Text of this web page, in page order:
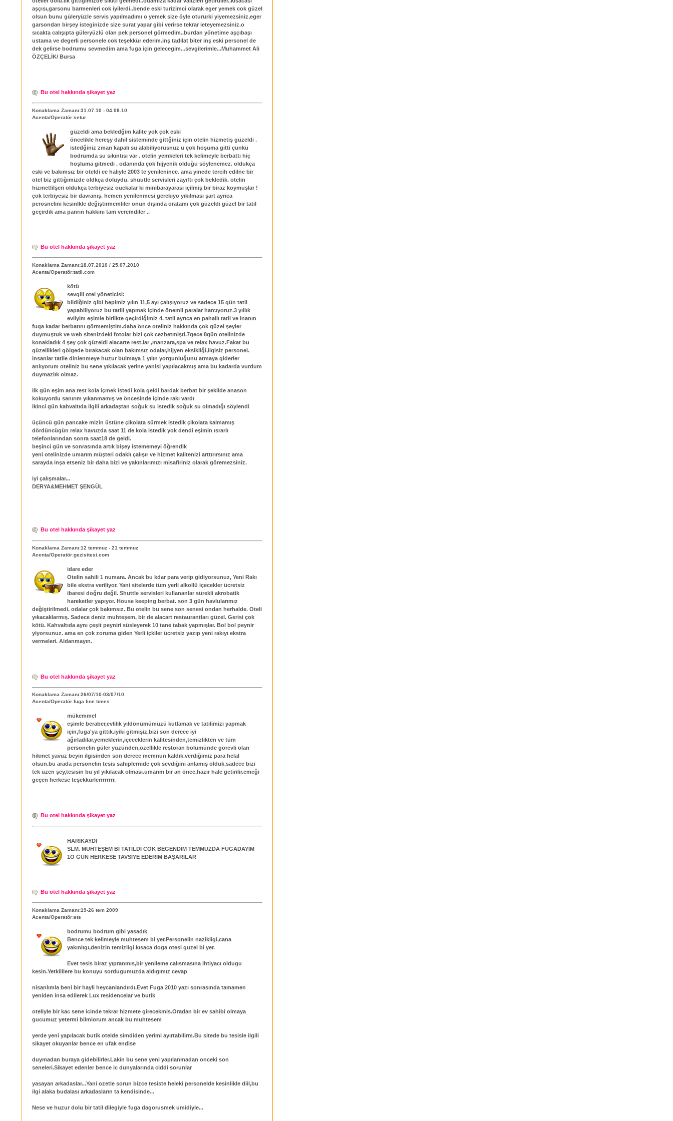
aşçısı,garsonu barmenleri cok iyilerdi..bende eski turizimci olarak eger yemek cok güzel
olsun bunu güleryüzle servis yapılmadımı o yemek size öyle otururki yiyemezsiniz,eger
garsondan birşey isteginizde size surat yapar gibi verirse tekrar ieteyemezsiniz.o
sıcakta calışıpta güleryüzlü olan pek personel görmedim..burdan yönetime aşçıbaşı
ustama ve degerli personele cok teşekkür ederim.inş tadilat biter inş eski personel de
dek gelirse bodrumu sevmedim ama fuga için gelecegim...sevgilerimle...Muhammet Ali
ÖZÇELİK/ Bursa
Bu otel hakkında şikayet yaz
Konaklama Zamanı:31.07.10 - 04.08.10
Acenta/Operatör:setur
güzeldi ama bekledğim kalite yok çok eski
öncelikle hereşy dahil sisteminde gittğiniz için otelin hizmetiş güzeldi .
istedğiniz zman kapalı su alabiliyorusnuz u çok hoşuma gitti çünkü
bodrumda su sıkıntısı var . otelin yemkeleri tek kelimeyle berbattı hiç
hoşluma gitmedi . odanında çok hijyenik olduğu söylenemez. oldukça
eski ve bakımsız bir oteldi ee haliyle 2003 te yenilenince. ama yinede tercih edilne bir
otel biz gittiğimizde oldkça doluydu. shuutle servisleri zayıftı çok bekledik. otelin
hizmetlilşeri oldukça terbiyesiz ouckalar ki minibarayarası içilmiş bir biraz koymuşlar !
çok terbiyesiz bir davranış. hemen yenilenmesi gerekiyo yıkılması şart ayrıca
perosnelini kesinlkle değiştirmemliler onun dışında oratamı çok güzeldi güzel bir tatil
geçirdik ama panrın hakkını tam veremdiler ..
Bu otel hakkında şikayet yaz
Konaklama Zamanı:18.07.2010 / 25.07.2010
Acenta/Operatör:tatil.com
kötü
sevgili otel yöneticisi:
bildiğiniz gibi hepimiz yılın 11,5 ayı çalışıyoruz ve sadece 15 gün tatil
yapabiliyoruz bu tatili yapmak içinde önemli paralar harcıyoruz.3 yıllık
evliyim eşimle birlikte geçirdiğimiz 4. tatil ayrıca en pahallı tatil ve inanın
fuga kadar berbatını görmemiştim.daha önce oteliniz hakkında çok güzel şeyler
duymuştuk ve web sitenizdeki fotolar bizi çok cezbetmişti.7gece 8gün otelinizde
konakladık 4 şey çok güzeldi alacarte rest.lar ,manzara,spa ve relax havuz.Fakat bu
güzellikleri gölgede bırakacak olan bakımsız odalar,hijyen eksikliği,ilgisiz personel.
insanlar tatile dinlenmeye huzur bulmaya 1 yılın yorgunluğunu atmaya giderler
anlıyorum oteliniz bu sene yıkılacak yerine yanisi yapılacakmış ama bu kadarda vurdum
duymazlık olmaz.
ilk gün eşim ana rest kola içmek istedi kola geldi bardak berbat bir şekilde anason
kokuyordu sanırım yıkanmamış ve öncesinde içinde rakı vardı
ikinci gün kahvaltıda ilgili arkadaştan soğuk su istedik soğuk su olmadığı söylendi
üçüncü gün pancake mizin üstüne çikolata sürmek istedik çikolata kalmamış
dördüncügün relax havuzda saat 11 de kola istedik yok dendi eşimin ısrarlı
telefonlarından sonra saat18 de geldi.
beşinci gün ve sonrasında artık bişey istememeyi öğrendik
yeni otelinizde umarım müşteri odaklı çalışır ve hizmet kalitenizi arttırırsınız ama
sarayda inşa etseniz bir daha bizi ve yakınlarımızı misafiriniz olarak göremezsiniz.
iyi çalışmalar...
DERYA&MEHMET ŞENGÜL
Bu otel hakkında şikayet yaz
Konaklama Zamanı:12 temmuz - 21 temmuz
Acenta/Operatör:gezisitesi.com
idare eder
Otelin sahili 1 numara. Ancak bu kdar para verip gidiyorsunuz, Yeni Rakı
bile ekstra veriliyor. Yani sitelerde tüm yerli alkollü içecekler ücretsiz
ibaresi doğru değil. Shuttle servisleri kullananlar sürekli akrobatik
hareketler yapıyor. House keeping berbat. son 3 gün havlularımız
değiştirilmedi. odalar çok bakımsız. Bu otelin bu sene son senesi ondan herhalde. Oteli
yıkacaklarmış. Sadece deniz muhteşem, bir de alacart restaurantları güzel. Gerisi çok
kötü. Kahvaltıda aynı çeşit peyniri süsleyerek 10 tane tabak yapmışlar. Bol bol peynir
yiyorsunuz. ama en çok zoruma giden Yerli içkiler ücretsiz yazıp yeni rakıyı ekstra
vermeleri. Aldanmayın.
Bu otel hakkında şikayet yaz
Konaklama Zamanı:26/07/10-03/07/10
Acenta/Operatör:fuga fıne tımes
mükemmel
eşimle beraber,evlilik yıldönümümüzü kutlamak ve tatilimizi yapmak
için,fuga'ya gittik.iyiki gitmişiz.bizi son derece iyi
ağırladılar.yemeklerin,içeceklerin kalitesinden,temizlikten ve tüm
personelin güler yüzünden,özellikle restoran bölümünde görevli olan
hikmet yavuz beyin ilgisinden son derece memnun kaldık.verdiğimiz para helal
olsun.bu arada personelin tesis sahiplernide çok sevdiğini anlamış olduk.sadece bizi
tek üzen şey,tesisin bu yıl yıkılacak olması.umarım bir an önce,hazır hale getirilir.emeği
geçen herkese teşekkürlerrrrrrrr.
Bu otel hakkında şikayet yaz
HARİKAYDI
SLM. MUHTEŞEM Bİ TATİLDİ COK BEGENDİM TEMMUZDA FUGADAYIM
1O GÜN HERKESE TAVSİYE EDERİM BAŞARILAR
Bu otel hakkında şikayet yaz
Konaklama Zamanı:19-26 tem 2009
Acenta/Operatör:ets
bodrumu bodrum gibi yasadık
Bence tek kelimeyle muhtesem bi yer.Personelin nazikligi,cana
yakınlıgı,denizin temizligi kısaca doga otesi guzel bi yer.
Evet tesis biraz yıpranmıs,bir yenileme calısmasına ihtiyacı oldugu
kesin.Yetkililere bu konuyu sordugumuzda aldıgımız cevap
nisanlımla beni bir hayli heycanlandırdı.Evet Fuga 2010 yazı sonrasında tamamen
yeniden insa edilerek Lux residencelar ve butik
oteliyle bir kac sene icinde tekrar hizmete girecekmis.Oradan bir ev sahibi olmaya
gucumuz yetermi bilmiorum ancak bu muhtesem
yerde yeni yapılacak butik otelde simdiden yerimi ayırtabilirm.Bu sitede bu tesisle ilgili
sikayet okuyanlar bence en ufak endise
duymadan buraya gidebilirler.Lakin bu sene yeni yapılanmadan onceki son
seneleri.Sikayet edenler bence ic dunyalarında ciddi sorunlar
yasayan arkadaslar...Yani ozetle sorun bizce tesiste heleki personelde kesinlikle diil,bu
ilgi alaka budalası arkadasların ta kendisinde...
Nese ve huzur dolu bir tatil dilegiyle fuga dagorusmek umidiyle...